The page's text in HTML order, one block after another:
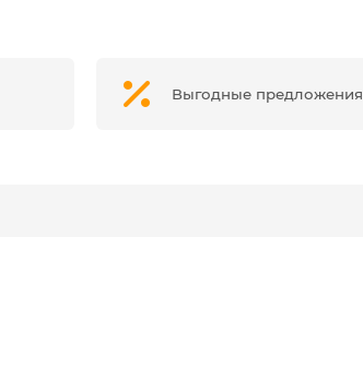
Выгодные предложения